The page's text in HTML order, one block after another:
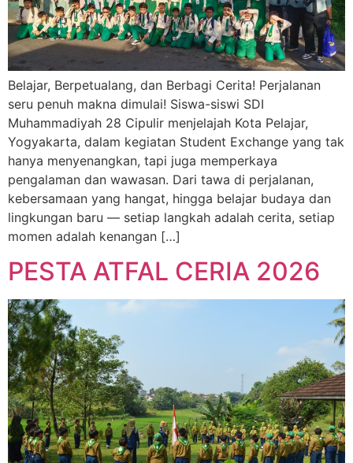
Belajar, Berpetualang, dan Berbagi Cerita! Perjalanan
seru penuh makna dimulai! Siswa-siswi SDI
Muhammadiyah 28 Cipulir menjelajah Kota Pelajar,
Yogyakarta, dalam kegiatan Student Exchange yang tak
hanya menyenangkan, tapi juga memperkaya
pengalaman dan wawasan. Dari tawa di perjalanan,
kebersamaan yang hangat, hingga belajar budaya dan
lingkungan baru — setiap langkah adalah cerita, setiap
momen adalah kenangan […]
PESTA ATFAL CERIA 2026